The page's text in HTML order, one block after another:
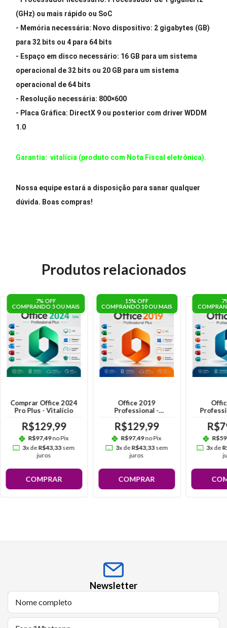
(GHz) ou mais rápido ou SoC
- Memória necessária: Novo dispositivo: 2 gigabytes (GB)
para 32 bits ou 4 para 64 bits
- Espaço em disco necessário: 16 GB para um sistema
operacional de 32 bits ou 20 GB para um sistema
operacional de 64 bits
- Resolução necessária: 800×600
- Placa Gráfica: DirectX 9 ou posterior com driver WDDM
1.0
Garantia: vitalícia (produto com Nota Fiscal eletrônica).
Nossa equipe estará a disposição para sanar qualquer
dúvida. Boas compras!
Produtos relacionados
7% OFF
COMPRANDO 5 OU MAIS
Comprar Office 2024
Pro Plus - Vitalício
R$129,99
R$97,49no Pix
3x deR$43,33sem
juros
COMPRAR
15% OFF
COMPRANDO 10 OU MAIS
Office 2019
Professional -
R$129,99
R$97,49no Pix
3x deR$43,33sem
juros
COMPRAR
3x de
Newsletter